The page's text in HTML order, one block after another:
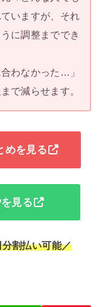
いますが、それ
に調整まででき
わなかった…」
で減らせます。
めを見る
見る
割払い可能／